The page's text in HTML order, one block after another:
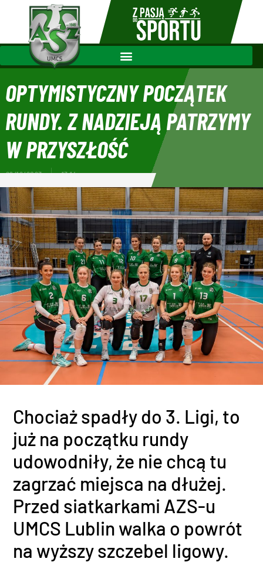
OPTYMISTYCZNY POCZĄTEK
RUNDY. Z NADZIEJĄ PATRZYMY
W PRZYSZŁOŚĆ
29/12/2023 13:14
Chociaż spadły do 3. Ligi, to
już na początku rundy
udowodniły, że nie chcą tu
zagrzać miejsca na dłużej.
Przed siatkarkami AZS-u
UMCS Lublin walka o powrót
na wyższy szczebel ligowy.